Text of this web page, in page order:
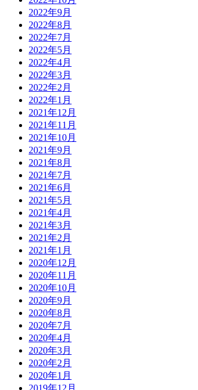
2022年9月
2022年8月
2022年7月
2022年5月
2022年4月
2022年3月
2022年2月
2022年1月
2021年12月
2021年11月
2021年10月
2021年9月
2021年8月
2021年7月
2021年6月
2021年5月
2021年4月
2021年3月
2021年2月
2021年1月
2020年12月
2020年11月
2020年10月
2020年9月
2020年8月
2020年7月
2020年4月
2020年3月
2020年2月
2020年1月
2019年12月